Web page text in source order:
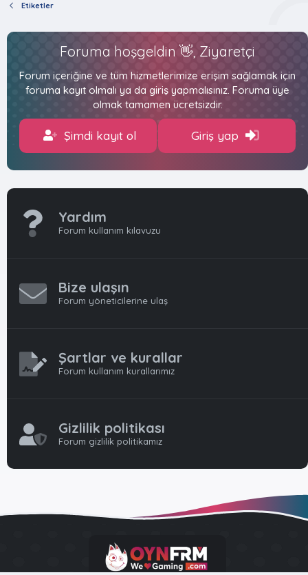
Etiketler
Foruma hoşgeldin 👋, Ziyaretçi
Forum içeriğine ve tüm hizmetlerimize erişim sağlamak için
foruma kayıt olmalı ya da giriş yapmalısınız. Foruma üye
olmak tamamen ücretsizdir.
Şimdi kayıt ol Giriş yap
Yardım
Forum kullanım kılavuzu
Bize ulaşın
Forum yöneticilerine ulaş
Şartlar ve kurallar
Forum kullanım kurallarımız
Gizlilik politikası
Forum gizlilik politikamız